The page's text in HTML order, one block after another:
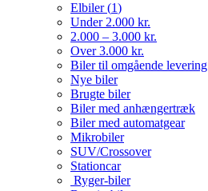
Elbiler (1)
Under 2.000 kr.
2.000 – 3.000 kr.
Over 3.000 kr.
Biler til omgående levering
Nye biler
Brugte biler
Biler med anhængertræk
Biler med automatgear
Mikrobiler
SUV/Crossover
Stationcar
Ryger-biler